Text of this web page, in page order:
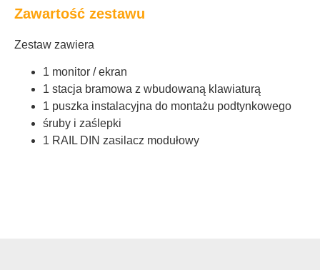
Zawartość zestawu
Zestaw zawiera
1 monitor / ekran
1 stacja bramowa z wbudowaną klawiaturą
1 puszka instalacyjna do montażu podtynkowego
śruby i zaślepki
1 RAIL DIN zasilacz modułowy